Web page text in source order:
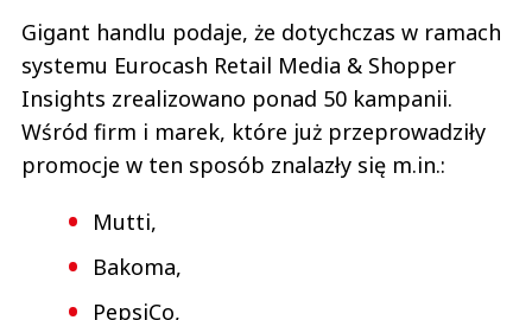
Gigant handlu podaje, że dotychczas w ramach
systemu Eurocash Retail Media & Shopper
Insights zrealizowano ponad 50 kampanii.
Wśród firm i marek, które już przeprowadziły
promocje w ten sposób znalazły się m.in.:
Mutti,
Bakoma,
PepsiCo,